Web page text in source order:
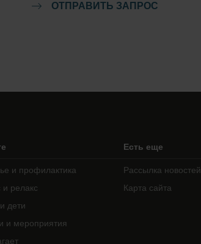
ОТПРАВИТЬ ЗАПРОС
и профилактика
и релакс
дети
и мероприятия
Есть еще
Рассылка новостей
Карта сайта